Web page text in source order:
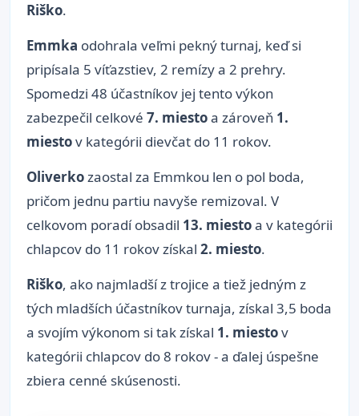
Riško.
Emmka odohrala veľmi pekný turnaj, keď si
pripísala 5 víťazstiev, 2 remízy a 2 prehry.
Spomedzi 48 účastníkov jej tento výkon
zabezpečil celkové 7. miestoa zároveň 1.
miestov kategórii dievčat do 11 rokov.
Oliverkozaostal za Emmkou len o pol boda,
pričom jednu partiu navyše remizoval. V
celkovom poradí obsadil 13. miestoa v kategórii
chlapcov do 11 rokov získal 2. miesto.
Riško, ako najmladší z trojice a tiež jedným z
tých mladších účastníkov turnaja, získal 3,5 boda
a svojím výkonom si tak získal 1. miestov
kategórii chlapcov do 8 rokov - a ďalej úspešne
zbiera cenné skúsenosti.